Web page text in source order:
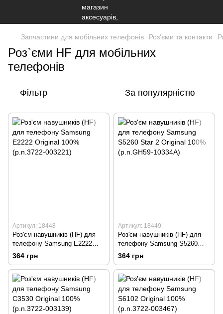
Запчастини для мобільних телефонів Роз’єми та контакти
Роз`єми HF для мобільних
телефонів
Фільтр За популярністю
Артикул: 18448
Роз'єм навушників (HF) для
телефону Samsung E2222
Original 100% (p.n.3722-
003221)
364 грн
Артикул: 18449
Роз'єм навушників (HF) для
телефону Samsung S5260
Star 2 Original 100%
(p.n.GH59-10334A)
364 грн